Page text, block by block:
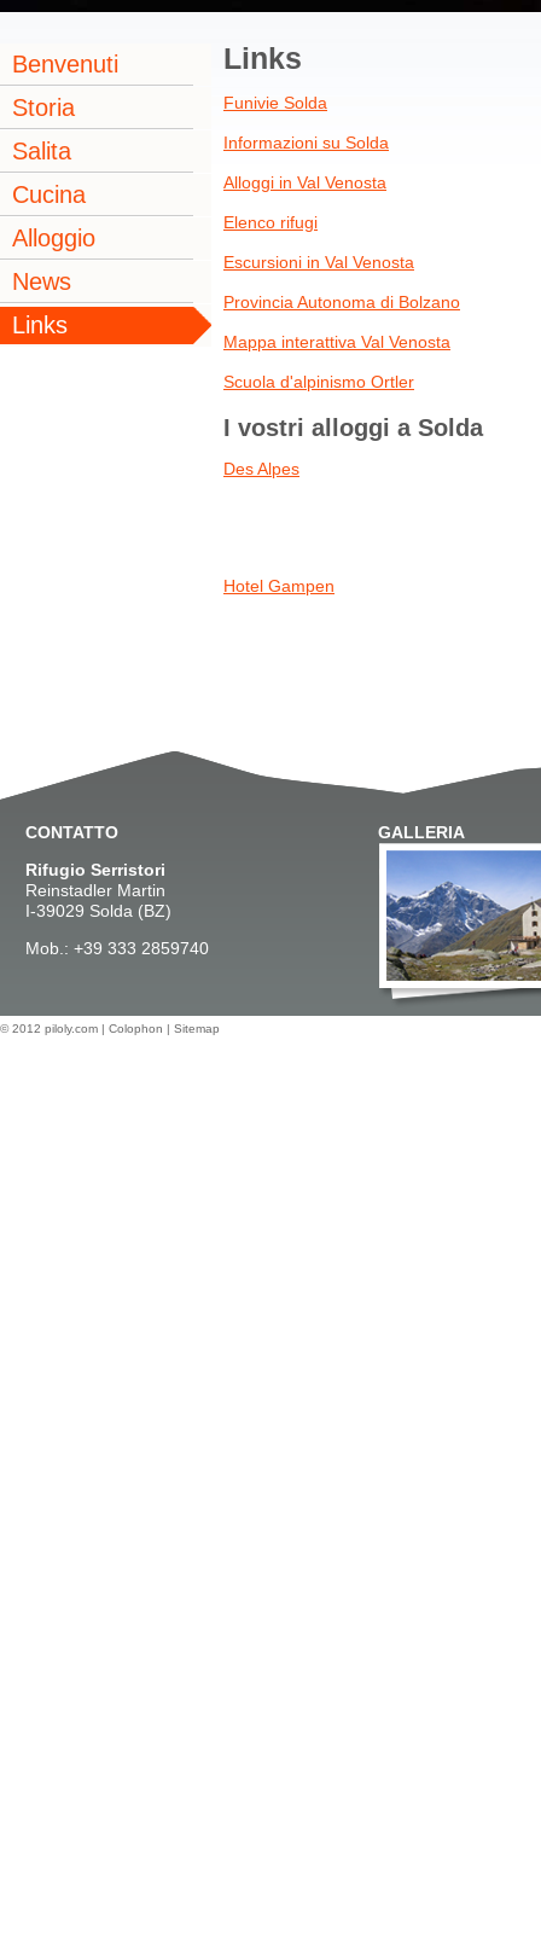
Benvenuti
Storia
Salita
Cucina
Alloggio
News
Links
Links
Funivie Solda
Informazioni su Solda
Alloggi in Val Venosta
Elenco rifugi
Escursioni in Val Venosta
Provincia Autonoma di Bolzano
Mappa interattiva Val Venosta
Scuola d'alpinismo Ortler
I vostri alloggi a Solda
Des Alpes
Hotel Gampen
CONTATTO
Rifugio Serristori
Reinstadler Martin
I-39029 Solda (BZ)
Mob.: +39 333 2859740
GALLERIA
© 2012 piloly.com | Colophon | Sitemap